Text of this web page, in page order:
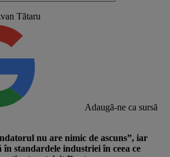
Tătaru
Adaugă-ne ca sursă
nu are nimic de ascuns”, iar
standardele industriei în ceea ce